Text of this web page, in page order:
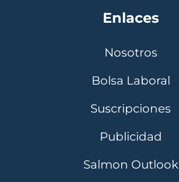
Enlaces
Nosotros
Bolsa Laboral
Suscripciones
Publicidad
Salmon Outlook